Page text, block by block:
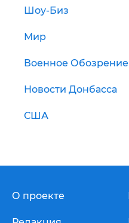
Шоу-Биз
Мир
Военное Обозрение
Новости Донбасса
США
О проекте